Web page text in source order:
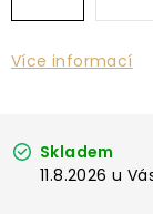
Více informací
Skladem
11.8.2026